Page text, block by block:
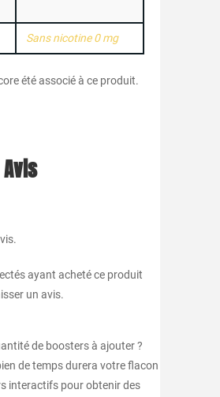
Sans nicotine 0 mg
été associé à ce produit.
Avis
ayant acheté ce produit
un avis.
de boosters à ajouter ?
de temps durera votre flacon
interactifs pour obtenir des